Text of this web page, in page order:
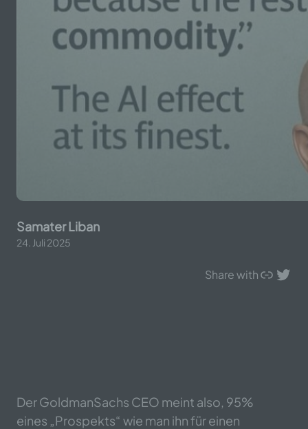
Samater Liban
24. Juli 2025
Share withLink Twitter
Der GoldmanSachs CEO meint also, 95%
eines „Prospekts“ wie man ihn für einen